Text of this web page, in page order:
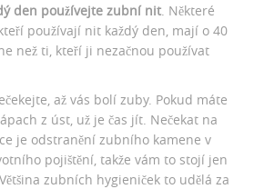
den používejte zubní nit. Některé
používají nit každý den, mají o 40
než ti, kteří ji nezačnou používat
až vás bolí zuby. Pokud máte
z úst, už je čas jít. Nečekat na
je odstranění zubního kamene v
pojištění, takže vám to stojí jen
zubních hygieniček to udělá za